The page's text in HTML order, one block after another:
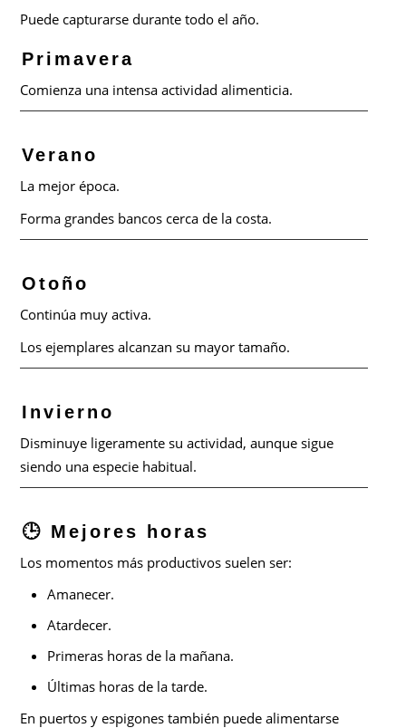
Puede capturarse durante todo el año.
Primavera
Comienza una intensa actividad alimenticia.
Verano
La mejor época.
Forma grandes bancos cerca de la costa.
Otoño
Continúa muy activa.
Los ejemplares alcanzan su mayor tamaño.
Invierno
Disminuye ligeramente su actividad, aunque sigue
siendo una especie habitual.
🕒 Mejores horas
Los momentos más productivos suelen ser:
Amanecer.
Atardecer.
Primeras horas de la mañana.
Últimas horas de la tarde.
En puertos y espigones también puede alimentarse